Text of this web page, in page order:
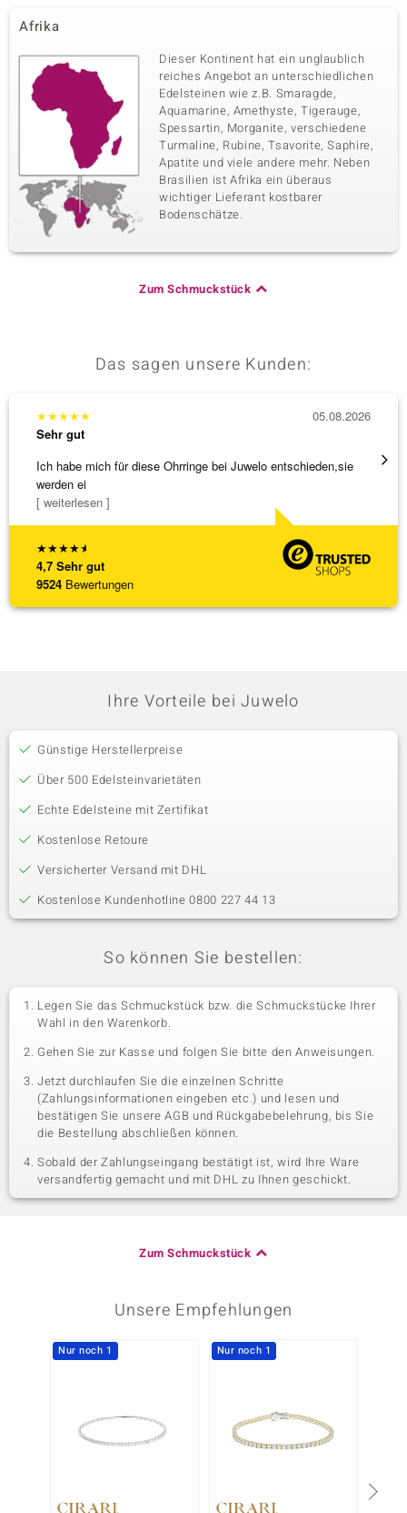
Afrika
Dieser Kontinent hat ein unglaublich
reiches Angebot an unterschiedlichen
Edelsteinen wie z.B. Smaragde,
Aquamarine, Amethyste, Tigerauge,
Spessartin, Morganite, verschiedene
Turmaline, Rubine, Tsavorite, Saphire,
Apatite und viele andere mehr. Neben
Brasilien ist Afrika ein überaus
wichtiger Lieferant kostbarer
Bodenschätze.
Zum Schmuckstück
Das sagen unsere Kunden:
★★★★★
4,7 Sehr gut
9524 Bewertungen
★★★★★
Sehr gut
Ich habe mich für diese Ohrringe bei Juwelo entschieden,sie
werden ei
[ weiterlesen ]
05.08.2026
Ihre Vorteile bei Juwelo
Günstige Herstellerpreise
Über 500 Edelsteinvarietäten
Echte Edelsteine mit Zertifikat
Kostenlose Retoure
Versicherter Versand mit DHL
Kostenlose Kundenhotline 0800 227 44 13
So können Sie bestellen:
Legen Sie das Schmuckstück bzw. die Schmuckstücke Ihrer
Wahl in den Warenkorb.
Gehen Sie zur Kasse und folgen Sie bitte den Anweisungen.
Jetzt durchlaufen Sie die einzelnen Schritte
(Zahlungsinformationen eingeben etc.) und lesen und
bestätigen Sie unsere AGB und Rückgabebelehrung, bis Sie
die Bestellung abschließen können.
Sobald der Zahlungseingang bestätigt ist, wird Ihre Ware
versandfertig gemacht und mit DHL zu Ihnen geschickt.
Zum Schmuckstück
Unsere Empfehlungen
Nur noch 1 Nur noch 1